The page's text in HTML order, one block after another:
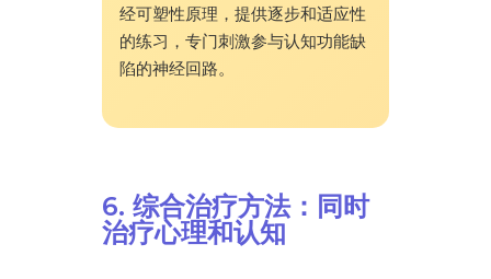
经可塑性原理，提供逐步和适应性
的练习，专门刺激参与认知功能缺
陷的神经回路。
6. 综合治疗方法：同时
治疗心理和认知